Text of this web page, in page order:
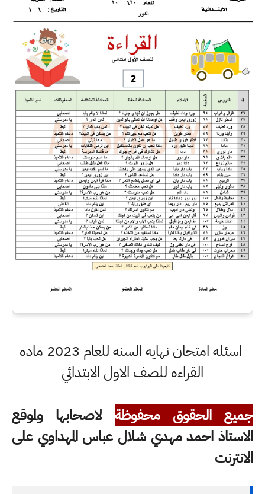
اسئله امتحان نهايه السنه للعام 2023 ماده
القراءه للصف الاول الابتدائي
جميع الحقوق محفوظة لاصحابها ولموقع
الاستاذ احمد مهدي شلال عباس المهداوي على
الانترنت